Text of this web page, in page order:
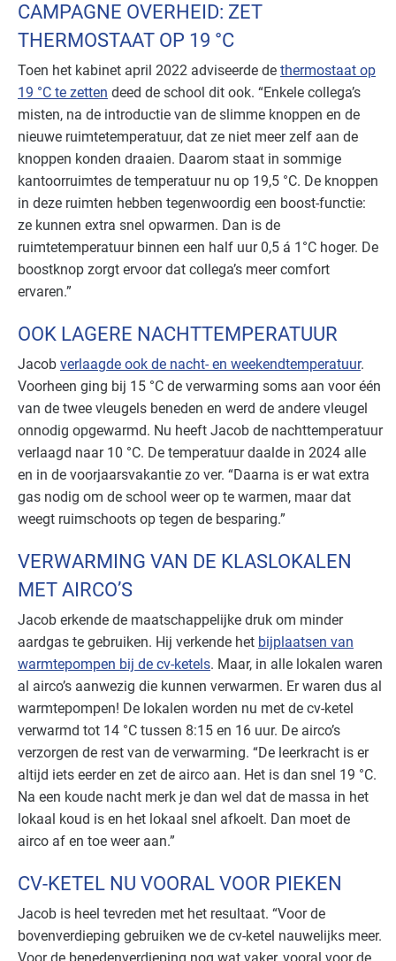
CAMPAGNE OVERHEID: ZET
THERMOSTAAT OP 19 °C
Toen het kabinet april 2022 adviseerde de thermostaat op
19 °C te zetten deed de school dit ook. “Enkele collega’s
misten, na de introductie van de slimme knoppen en de
nieuwe ruimtetemperatuur, dat ze niet meer zelf aan de
knoppen konden draaien. Daarom staat in sommige
kantoorruimtes de temperatuur nu op 19,5 °C. De knoppen
in deze ruimten hebben tegenwoordig een boost-functie:
ze kunnen extra snel opwarmen. Dan is de
ruimtetemperatuur binnen een half uur 0,5 á 1°C hoger. De
boostknop zorgt ervoor dat collega’s meer comfort
ervaren.”
OOK LAGERE NACHTTEMPERATUUR
Jacob verlaagde ook de nacht- en weekendtemperatuur.
Voorheen ging bij 15 °C de verwarming soms aan voor één
van de twee vleugels beneden en werd de andere vleugel
onnodig opgewarmd. Nu heeft Jacob de nachttemperatuur
verlaagd naar 10 °C. De temperatuur daalde in 2024 alle
en in de voorjaarsvakantie zo ver. “Daarna is er wat extra
gas nodig om de school weer op te warmen, maar dat
weegt ruimschoots op tegen de besparing.”
VERWARMING VAN DE KLASLOKALEN
MET AIRCO’S
Jacob erkende de maatschappelijke druk om minder
aardgas te gebruiken. Hij verkende het bijplaatsen van
warmtepompen bij de cv-ketels. Maar, in alle lokalen waren
al airco’s aanwezig die kunnen verwarmen. Er waren dus al
warmtepompen! De lokalen worden nu met de cv-ketel
verwarmd tot 14 °C tussen 8:15 en 16 uur. De airco’s
verzorgen de rest van de verwarming. “De leerkracht is er
altijd iets eerder en zet de airco aan. Het is dan snel 19 °C.
Na een koude nacht merk je dan wel dat de massa in het
lokaal koud is en het lokaal snel afkoelt. Dan moet de
airco af en toe weer aan.”
CV-KETEL NU VOORAL VOOR PIEKEN
Jacob is heel tevreden met het resultaat. “Voor de
bovenverdieping gebruiken we de cv-ketel nauwelijks meer.